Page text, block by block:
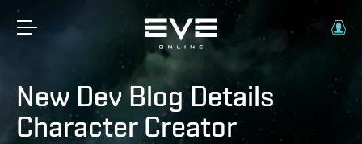
New Dev Blog Details
Character Creator